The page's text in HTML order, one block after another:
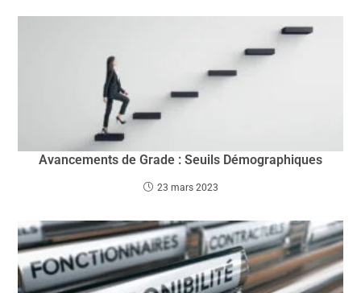
Avancements de Grade : Seuils Démographiques
23 mars 2023